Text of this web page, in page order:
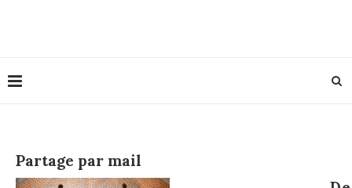
Partage par mail